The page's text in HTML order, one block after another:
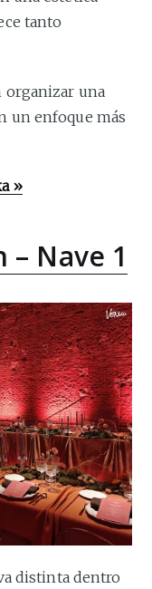
tanto
organizar una
un enfoque más
»
– Nave 1
distinta dentro